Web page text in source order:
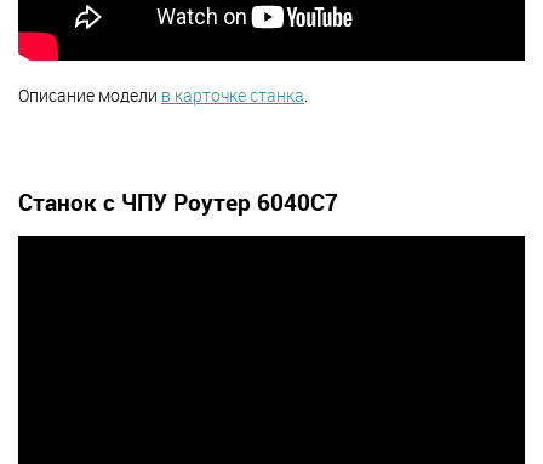
Описание модели в карточке станка
Станок с ЧПУ Роутер 6040С7